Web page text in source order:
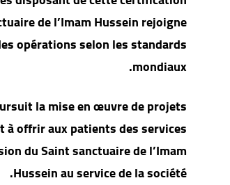
de l’Imam Hussein rejoigne
opérations selon les standards
mondiaux.
la mise en œuvre de projets
offrir aux patients des services
du Saint sanctuaire de l’Imam
Hussein au service de la société.